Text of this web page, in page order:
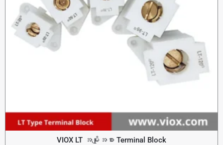
VIOX LT အမျိုးအစား Terminal Block